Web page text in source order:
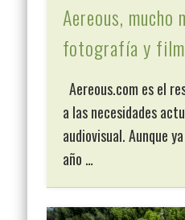
Aereous, mucho
fotografía y
Aereous.com es el
a las necesidades
audiovisual. Aunque
año …